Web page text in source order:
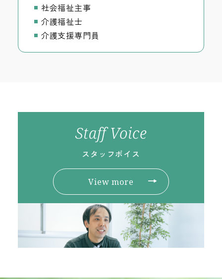
社会福祉主事
介護福祉士
介護支援専門員
Staff Voice
スタッフボイス
View more